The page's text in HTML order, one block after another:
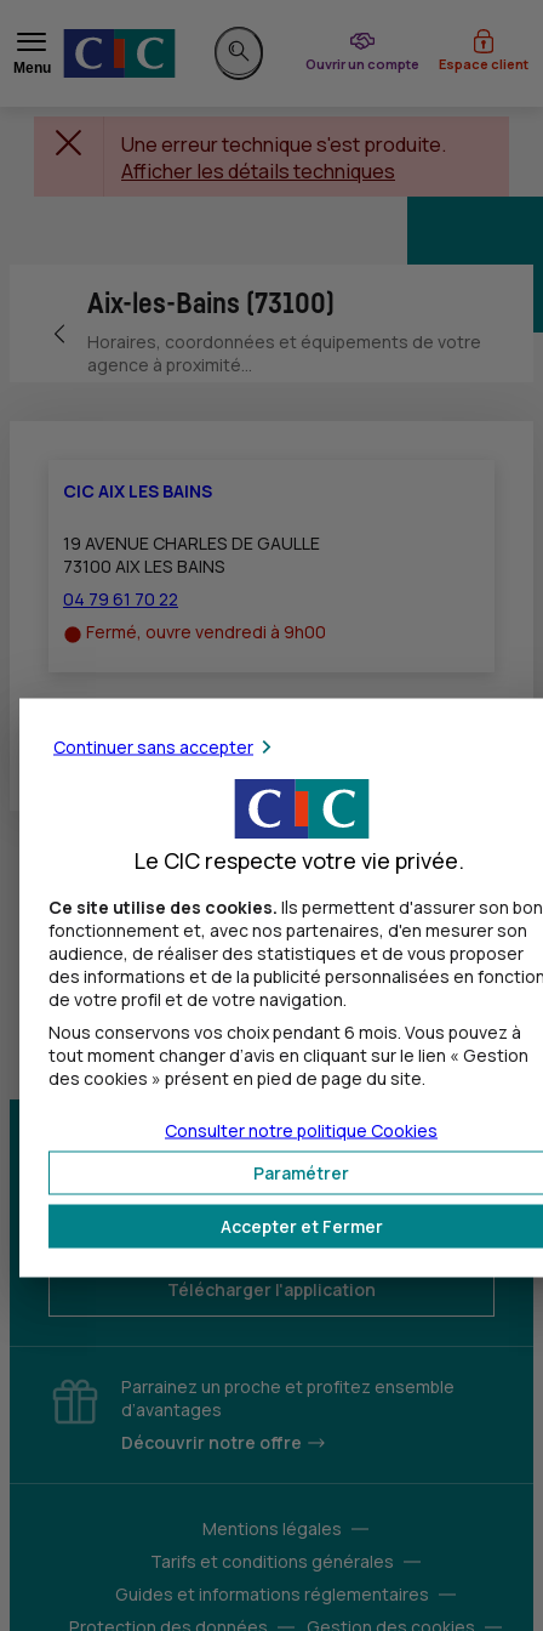
Menu
Rechercher sur le site
Ouvrir un compte
du CIC Espace client
Une erreur technique s'est produite.
Afficher les détails techniques
Retour vers la page précédente
Aix-les-Bains (73100)
Horaires, coordonnées et équipements de votre
agence à proximité...
CIC AIX LES BAINS
19 AVENUE CHARLES DE GAULLE
73100 AIX LES BAINS
04 79 61 70 22
Fermé, ouvre vendredi à 9h00
Toutes les localités
Centre d'aide Trouver une agence
Sourds et
Télécharger l'application
Parrainez un proche et profitez ensemble
d’avantages
Découvrir notre offre
Mentions légales
Tarifs et conditions générales
Guides et informations réglementaires
Continuer sans accepter
Le CIC respecte votre vie privée.
Ce site utilise des cookies. Ils permettent d'assurer son bon
fonctionnement et, avec nos partenaires, d'en mesurer son
audience, de réaliser des statistiques et de vous proposer
des informations et de la publicité personnalisées en
de votre profil et de votre navigation.
Nous conservons vos choix pendant 6 mois. Vous pouvez à
tout moment changer d’avis en cliquant sur le lien « Gestion
des cookies » présent en pied de page du site.
Accepter et Fermer
Paramétrer
Consulter notre politique Cookies